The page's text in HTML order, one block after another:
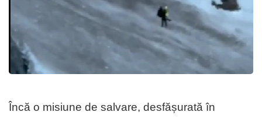
Încă o misiune de salvare, desfășurată în